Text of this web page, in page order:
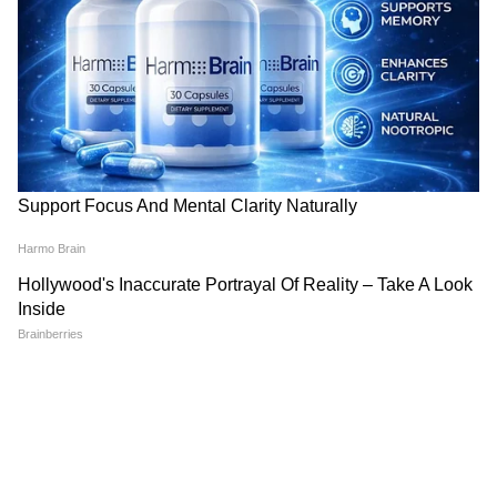
सलाह इस जीत के मुख्य सूत्रधारों में से एक थे, उन्होंने
मैच में गोल करने के पांच मौके बनाए और पेनल्टी
शूटआउट में भी गोल किया।
रोमांचक रहा पूरा मुकाबला
DOWNLOAD APP